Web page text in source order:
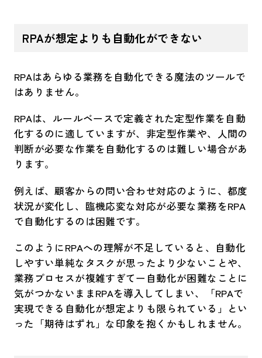
RPAが想定よりも自動化ができない
RPAはあらゆる業務を自動化できる魔法のツールで
はありません。
RPAは、ルールベースで定義された定型作業を自動
化するのに適していますが、非定型作業や、人間の
判断が必要な作業を自動化するのは難しい場合があ
ります。
例えば、顧客からの問い合わせ対応のように、都度
状況が変化し、臨機応変な対応が必要な業務をRPA
で自動化するのは困難です。
このようにRPAへの理解が不足していると、自動化
しやすい単純なタスクが思ったより少ないことや、
業務プロセスが複雑すぎてー自動化が困難なことに
気がつかないままRPAを導入してしまい、「RPAで
実現できる自動化が想定よりも限られている」とい
った「期待はずれ」な印象を抱くかもしれません。